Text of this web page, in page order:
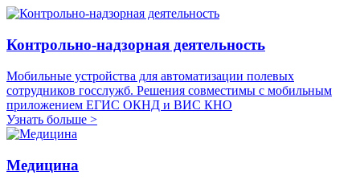
Контрольно-надзорная деятельность
Мобильные устройства для автоматизации полевых
сотрудников госслужб. Решения совместимы с мобильным
приложением ЕГИС ОКНД и ВИС КНО
Узнать больше >
Медицина